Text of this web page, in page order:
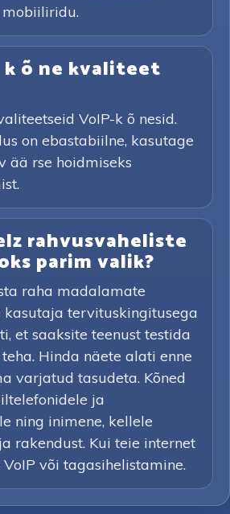
k õ ne kvaliteet
VoIP-k õ nesid.
on ebastabiilne, kasutage
ää rse hoidmiseks
rahvusvaheliste
parim valik?
raha madalamate
tervituskingitusega
et saaksite teenust testida
Hinda näete alati enne
varjatud tasudeta. Kõned
ja
ning inimene, kellele
rakendust. Kui teie internet
või tagasihelistamine.